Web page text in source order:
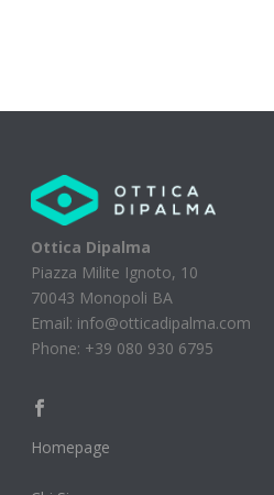
Ottica Dipalma
Piazza Milite Ignoto, 10
70043 Monopoli BA
Email: info@otticadipalma.com
Phone: +39 080 930 6795
Homepage